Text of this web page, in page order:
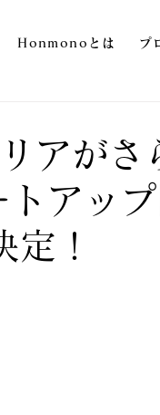
Honmonoとは プ
アがさ
アッ
！